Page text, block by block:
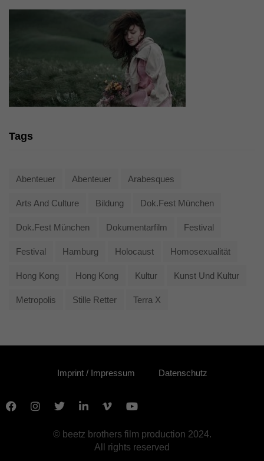
Tags
Abenteuer Abenteuer Arabesques
Arts And Culture Bildung Dok.fest München
Dok.fest München Dokumentarfilm Festival
Festival Hamburg Holocaust Homosexualität
Hong Kong Hong Kong Kultur Kunst Und Kultur
Metropolis Stille Retter Terra X
Imprint / Impressum Datenschutz
© beetz brothers film production 2024.
All rights reserved